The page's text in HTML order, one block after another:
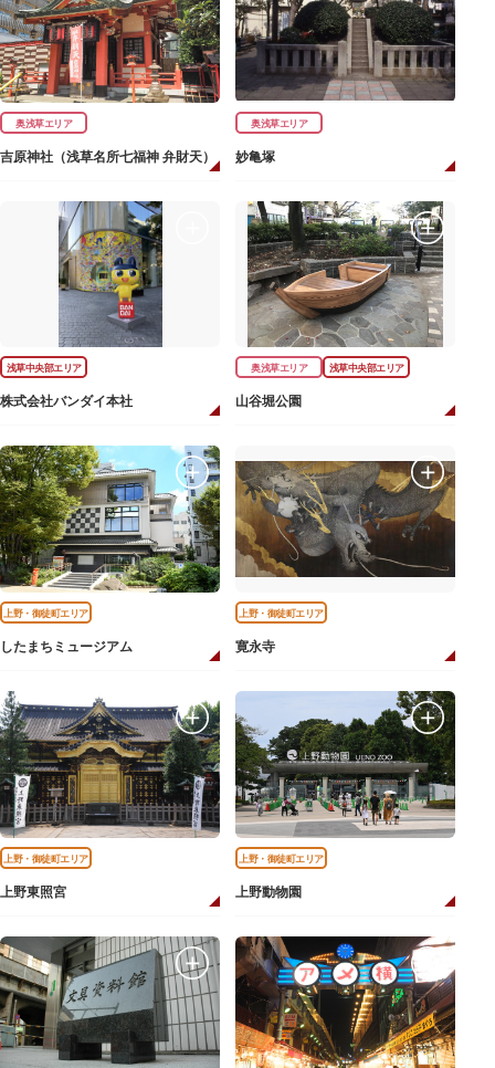
奥浅草エリア
吉原神社（浅草名所七福神 弁財天）
奥浅草エリア
妙亀塚
浅草中央部エリア
株式会社バンダイ本社
奥浅草エリア 浅草中央部エリア
山谷堀公園
上野・御徒町エリア
したまちミュージアム
上野・御徒町エリア
寛永寺
上野・御徒町エリア
上野東照宮
上野・御徒町エリア
上野動物園